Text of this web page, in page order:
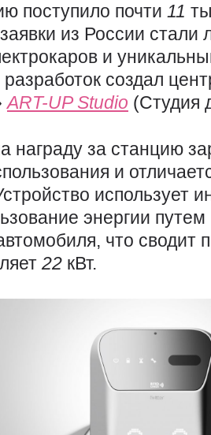
поступило почти 11
из России
и
создал
ART-UPStudio (Студия
награду за станцию
и
использует
энергии
что сводит
22 кВт.